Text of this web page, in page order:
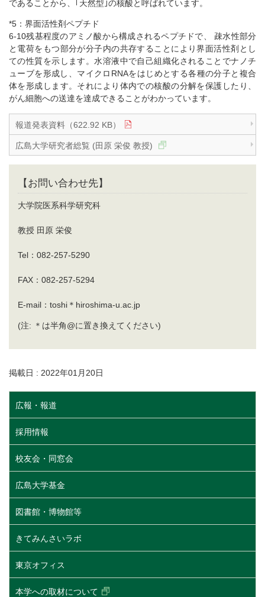
であることから、｢天然型｣の核酸と呼ばれています。
*5：界面活性剤ペプチド
6-10残基程度のアミノ酸から構成されるペプチドで、 疎水性部分
と電荷をもつ部分が分子内の共存することにより界面活性剤とし
ての性質を示します。水溶液中で自己組織化されることでナノチ
ューブを形成し、マイクロRNAをはじめとする各種の分子と複合
体を形成します。それにより体内での核酸の分解を保護したり、
がん細胞への送達を達成できることがわかっています。
報道発表資料（622.92 KB）
広島大学研究者総覧 (田原 栄俊 教授)
【お問い合わせ先】
大学院医系科学研究科
教授 田原 栄俊
Tel：082-257-5290
FAX：082-257-5294
E-mail：toshi＊hiroshima-u.ac.jp
(注: ＊は半角@に置き換えてください)
掲載日 : 2022年01月20日
広報・報道
採用情報
校友会・同窓会
広島大学基金
図書館・博物館等
きてみんさいラボ
東京オフィス
本学への取材について